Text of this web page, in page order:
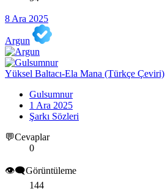
8 Ara 2025
Argun
Yüksel Baltacı-Ela Mana (Türkçe Çeviri)
Gulsumnur
1 Ara 2025
Şarkı Sözleri
💬Cevaplar
0
👁️‍🗨️Görüntüleme
144